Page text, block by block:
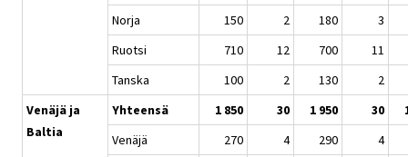
Norja
150 2 180
3
Ruotsi
710 12 700
11
Tanska
100 2 130
2
Venäjä ja
Baltia
Yhteensä 1 850 30 1 950 30
Venäjä
270 4 290
4